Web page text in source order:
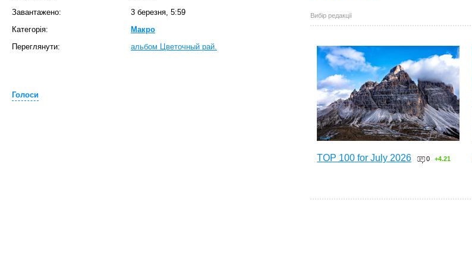
Завантажено:
3 березня, 5:59
Категорія:
Макро
Переглянути:
альбом Цветочный рай.
Голоси
Вибір редакції
TOP 100 for July 2026 0 +4.21